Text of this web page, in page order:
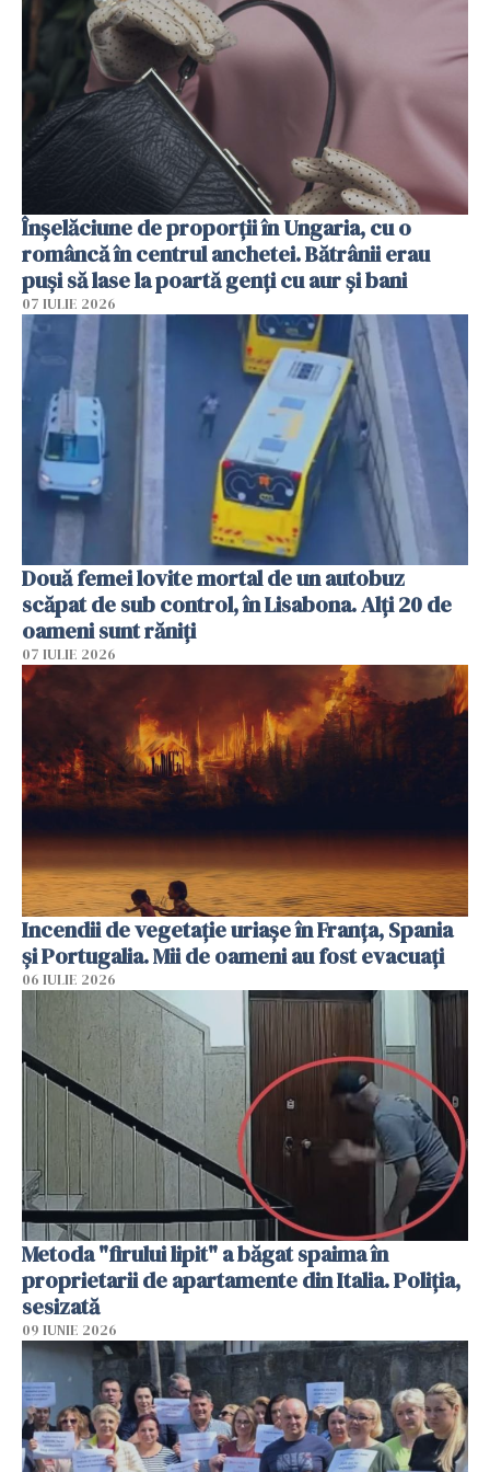
Înșelăciune de proporții în Ungaria, cu o
româncă în centrul anchetei. Bătrânii erau
puși să lase la poartă genți cu aur și bani
07 IULIE 2026
Două femei lovite mortal de un autobuz
scăpat de sub control, în Lisabona. Alți 20 de
oameni sunt răniți
07 IULIE 2026
Incendii de vegetație uriașe în Franța, Spania
și Portugalia. Mii de oameni au fost evacuați
06 IULIE 2026
Metoda "firului lipit" a băgat spaima în
proprietarii de apartamente din Italia. Poliția,
sesizată
09 IUNIE 2026